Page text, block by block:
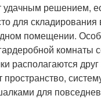
удачным решением,
для
помещении.
комнаты
располагаются
пространство,
для